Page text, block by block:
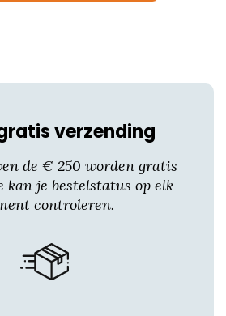
verzending
de € 250 worden gratis
kan je bestelstatus op elk
controleren.